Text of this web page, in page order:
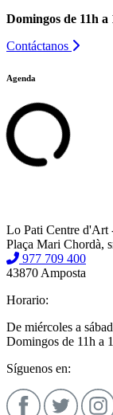
Domingos de 11h a
Contáctanos
Agenda
Lo Pati Centre d'Art
Plaça Mari Chordà,
977 709 400
43870 Amposta
Horario:
De miércoles a
Domingos de 11h a
Síguenos en: